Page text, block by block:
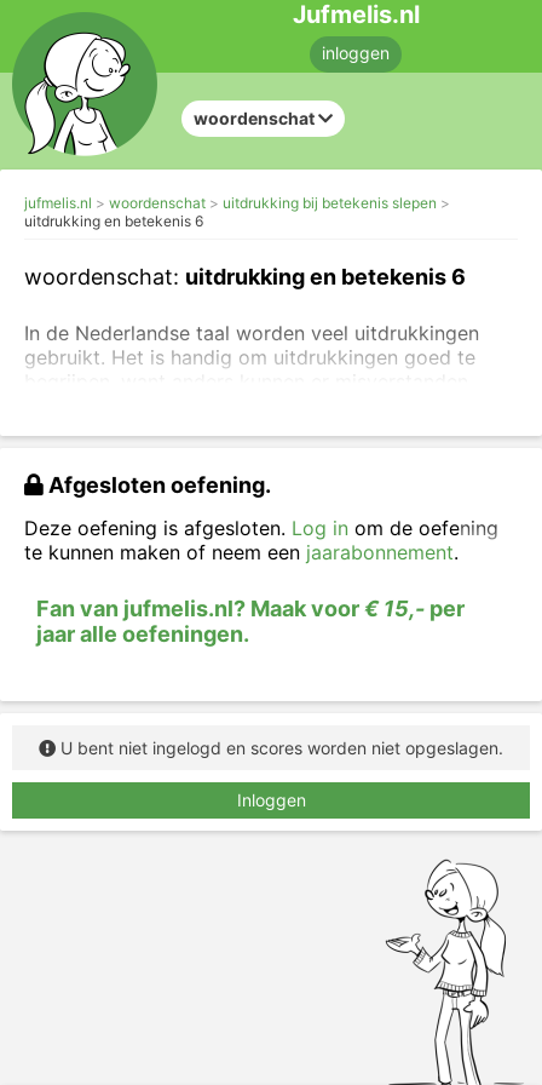
Jufmelis.nl
inloggen
woordenschat
jufmelis.nl woordenschat
uitdrukking bij betekenis slepen
uitdrukking en betekenis 6
woordenschat: uitdrukking en betekenis 6
In de Nederlandse taal worden veel uitdrukkingen
gebruikt. Het is handig om uitdrukkingen goed te
betekenis kennen
. In deze oefening zie je steeds de
betekenis van de uitdrukking en daar zoek je dan de
juiste uitdrukking bij. Je kunt ook eerst oefenen met
het herkennen van figuurlijk taalgebruik.
uitdrukkingen. Sleep steeds de juiste uitdrukking bij
de betekenis.
Afgesloten oefening.
Deze oefening is afgesloten. Log in om de oefening
te kunnen maken of neem een jaarabonnement.
Fan van jufmelis.nl? Maak voor€ 15,- per
jaar alle oefeningen.
U bent niet ingelogd en scores worden niet opgeslagen.
Inloggen